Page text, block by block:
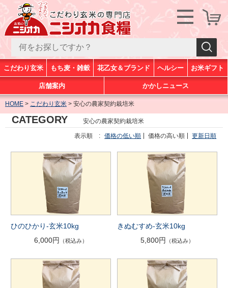
こだわり玄米 もち麦・雑穀 花乙女＆ブランド ヘルシー お米ギフト
店舗案内 かかしニュース
HOME こだわり玄米 安心の農家契約栽培米
CATEGORY 安心の農家契約栽培米
表示順 : 価格の低い順 価格の高い順 更新日順
ひのひかり-玄米10kg
6,000円
（税込み）
きぬむすめ-玄米10kg
5,800円
（税込み）